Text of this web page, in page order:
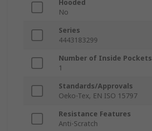
Hooded
No
Series
4443183299
Number of Inside Pockets
1
Standards/Approvals
Oeko-Tex, EN ISO 15797
Resistance Features
Anti-Scratch